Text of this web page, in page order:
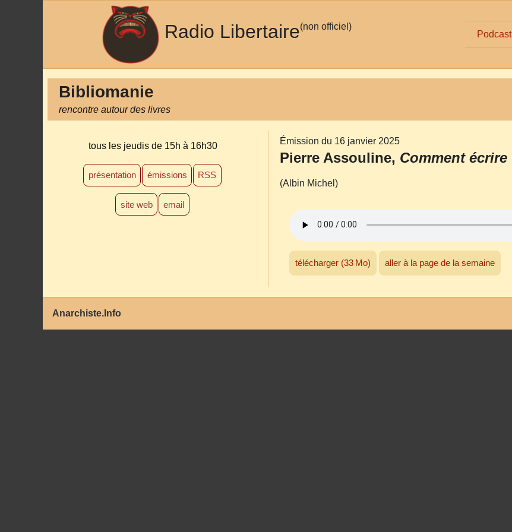
Radio Libertaire(non officiel)
Podcast
Bibliomanie
rencontre autour des livres
tous les jeudis de 15h à 16h30
présentation émissions RSS
site web email
Émission du 16 janvier 2025
Pierre Assouline, Comment écrire
(Albin Michel)
télécharger (33 Mo) aller à la page de la semaine
Anarchiste.Info